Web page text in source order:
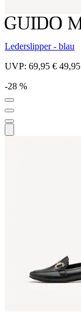
Lederslipper - blau
UVP: 69,95 €
-28 %